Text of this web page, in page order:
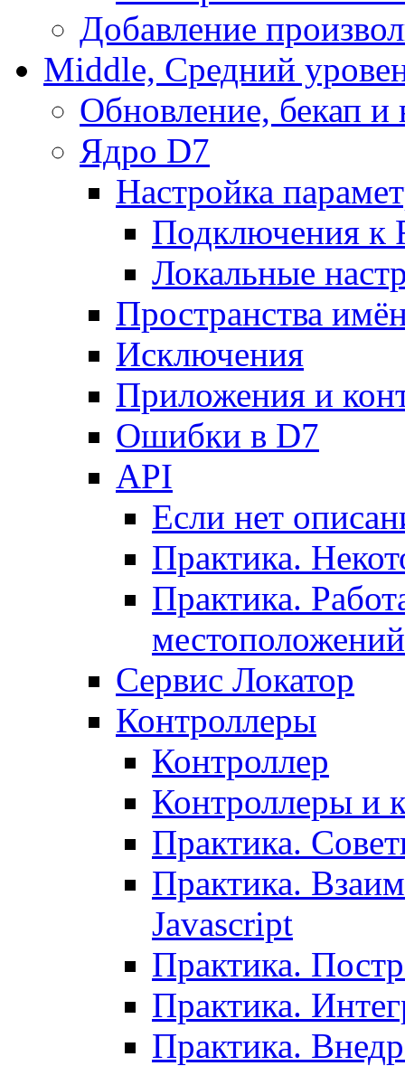
Добавление
Middle, Средний
Обновление, бекап и
Ядро D7
Настройка
Подключения к
Локальные
Пространства
Исключения
Приложения и
Ошибки в D7
API
Если нет
Практика.
Практика.
местоположений
Сервис Локатор
Контроллеры
Контроллер
Контроллеры и
Практика.
Практика.
Javascript
Практика.
Практика.
Практика.